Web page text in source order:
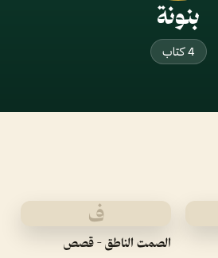
بنونة
4 كتاب
ف
الصمت الناطق - قصص